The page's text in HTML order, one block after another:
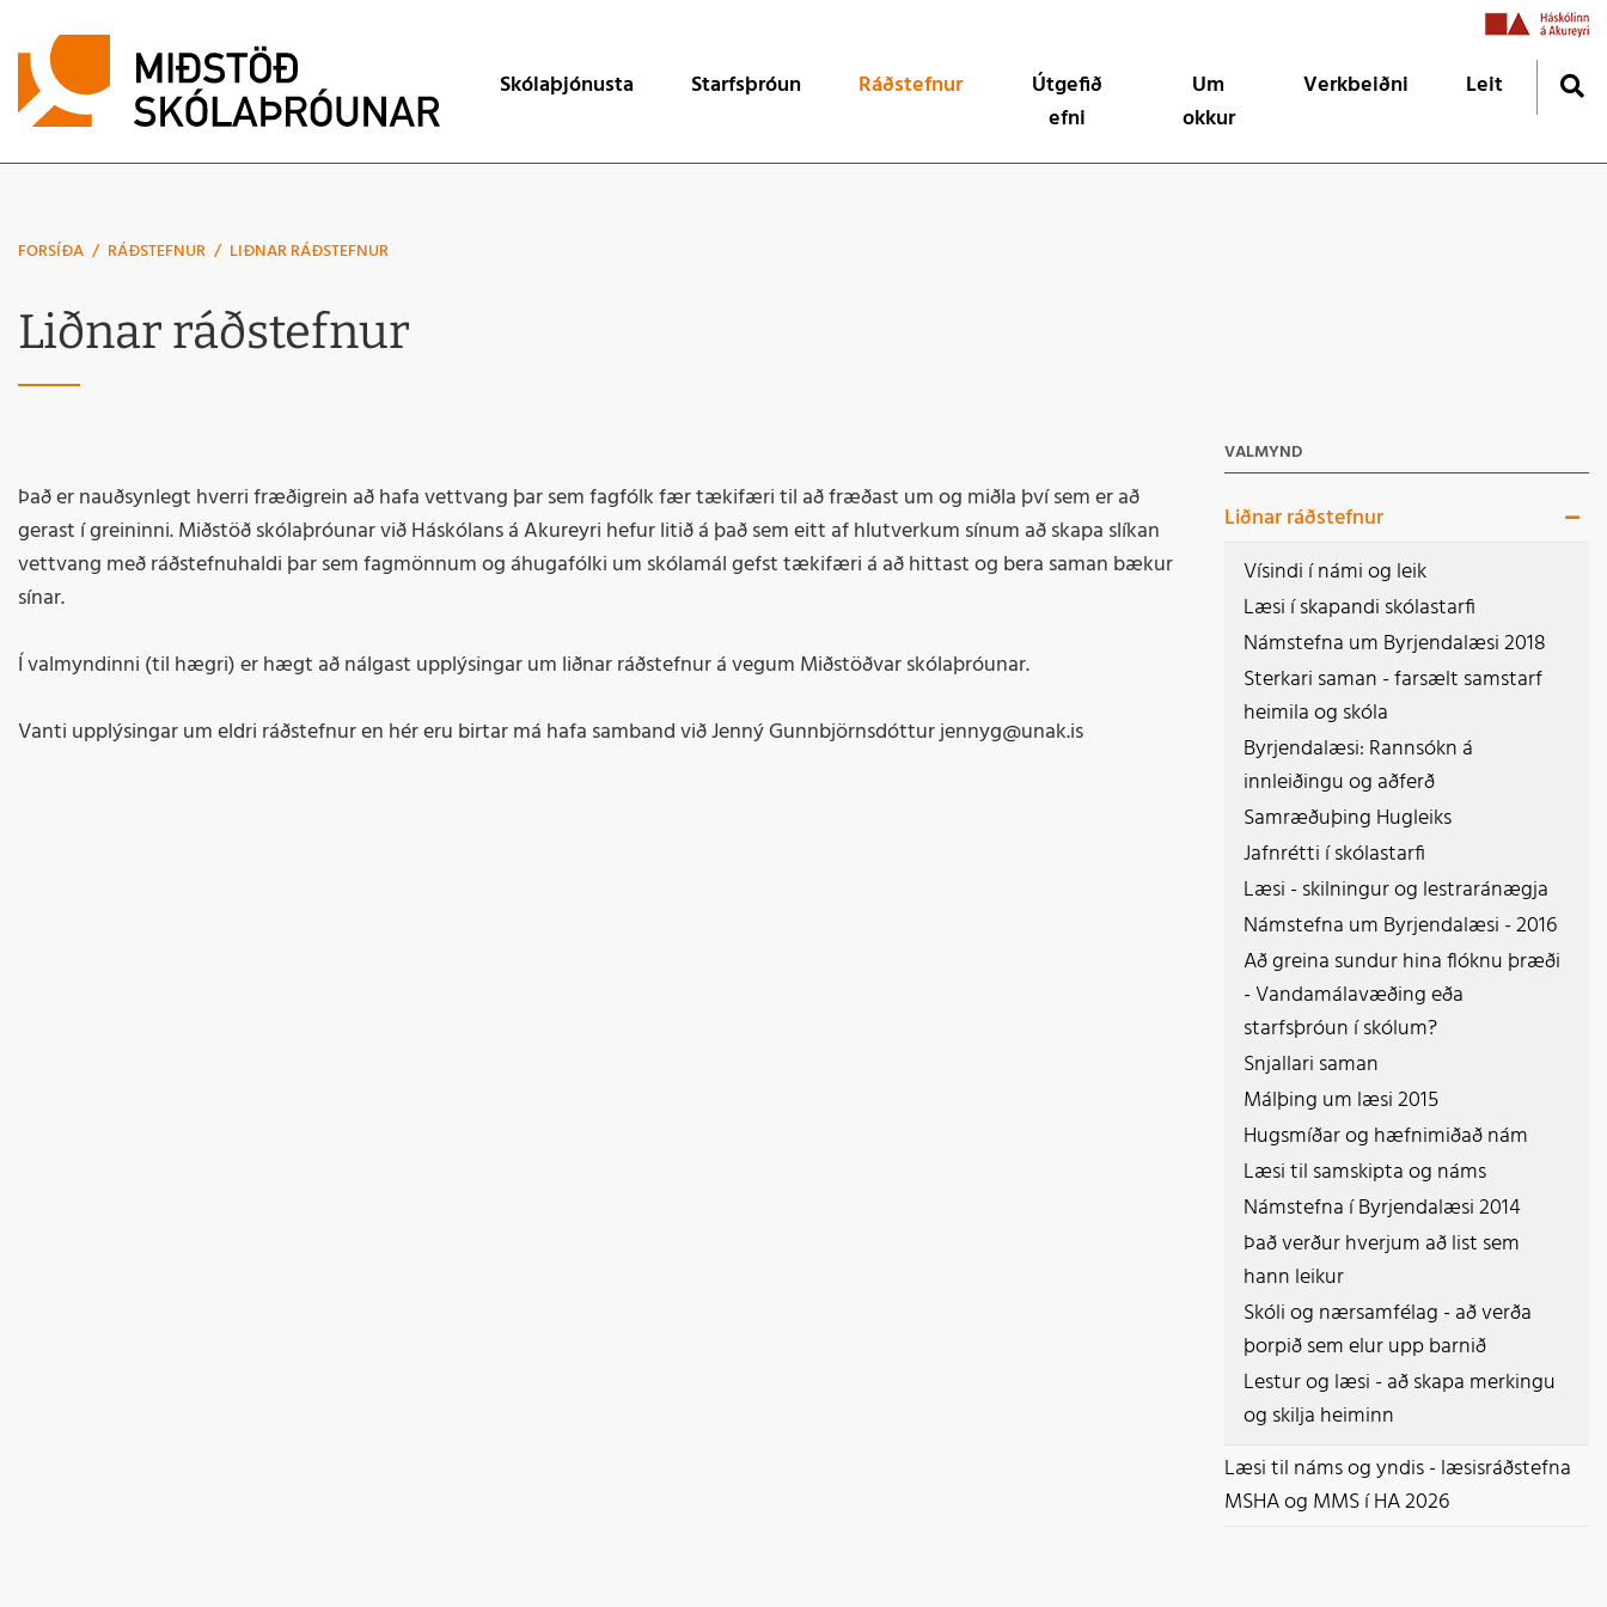
Skólaþjónusta Starfsþróun Ráðstefnur
Útgefið
efni
Læsi er lykillinn
Skýrslur
Um
okkur
Verkbeiðni Leit
Leita
FORSÍÐA / RÁÐSTEFNUR / LIÐNAR RÁÐSTEFNUR
Liðnar ráðstefnur
Það er nauðsynlegt hverri fræðigrein að hafa vettvang þar sem fagfólk fær tækifæri til að fræðast um og miðla því sem er að
gerast í greininni. Miðstöð skólaþróunar við Háskólans á Akureyri hefur litið á það sem eitt af hlutverkum sínum að skapa slíkan
vettvang með ráðstefnuhaldi þar sem fagmönnum og áhugafólki um skólamál gefst tækifæri á að hittast og bera saman bækur
sínar.
Í valmyndinni (til hægri) er hægt að nálgast upplýsingar um liðnar ráðstefnur á vegum Miðstöðvar skólaþróunar.
Vanti upplýsingar um eldri ráðstefnur en hér eru birtar má hafa samband við Jenný Gunnbjörnsdóttur jennyg@unak.is
VALMYND
Liðnar ráðstefnur
Vísindi í námi og leik
Læsi í skapandi skólastarfi
Námstefna um Byrjendalæsi 2018
Sterkari saman - farsælt samstarf
heimila og skóla
Byrjendalæsi: Rannsókn á
innleiðingu og aðferð
Samræðuþing Hugleiks
Jafnrétti í skólastarfi
Læsi - skilningur og lestraránægja
Námstefna um Byrjendalæsi - 2016
Að greina sundur hina flóknu þræði
- Vandamálavæðing eða
starfsþróun í skólum?
Snjallari saman
Málþing um læsi 2015
Hugsmíðar og hæfnimiðað nám
Læsi til samskipta og náms
Námstefna í Byrjendalæsi 2014
Það verður hverjum að list sem
hann leikur
Skóli og nærsamfélag - að verða
þorpið sem elur upp barnið
Lestur og læsi - að skapa merkingu
og skilja heiminn
Læsi til náms og yndis - læsisráðstefna
MSHA og MMS í HA 2026